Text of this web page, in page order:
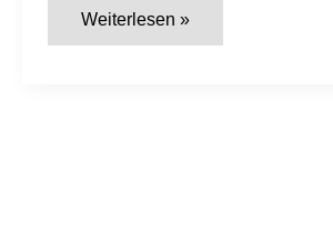
Die
Weiterlesen »